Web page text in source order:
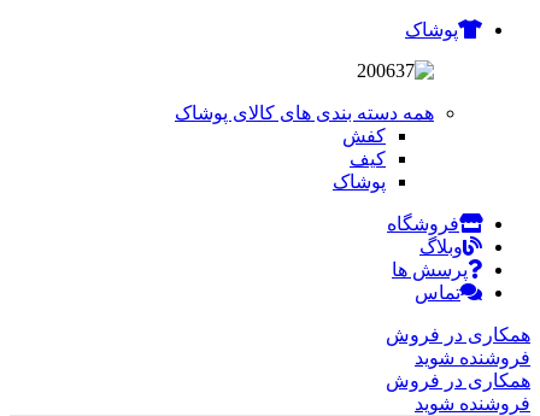
پوشاک
همه دسته بندی های کالای پوشاک
کفش
کیف
پوشاک
فروشگاه
وبلاگ
پرسش ها
تماس
همکاری در فروش
فروشنده شوید
همکاری در فروش
فروشنده شوید